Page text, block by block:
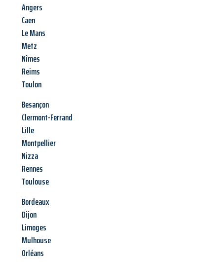
Angers
Caen
Le Mans
Metz
Nîmes
Reims
Toulon
Besançon
Clermont-Ferrand
Lille
Montpellier
Nizza
Rennes
Toulouse
Bordeaux
Dijon
Limoges
Mulhouse
Orléans